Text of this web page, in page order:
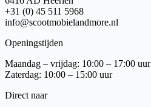
+31 (0) 45 511 5968
info@scootmobielandmore.nl
Openingstijden
Maandag – vrijdag: 10:00 – 17:00 uur
Zaterdag: 10:00 – 15:00 uur
Direct naar